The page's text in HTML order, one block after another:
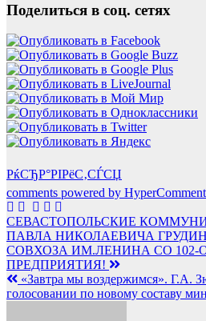
Поделиться в соц. сетях
РќСЂР°РІРёС‚СЃСЏ
comments powered by
Навигация
по
записям
СЕВАСТОПОЛЬСКИЕ
ПАВЛА НИКОЛАЕВИЧА
СОВХОЗА ИМ.ЛЕНИНА СО
ПРЕДПРИЯТИЯ!
«Завтра мы воздержимся». Г.А.
голосовании по новому составу